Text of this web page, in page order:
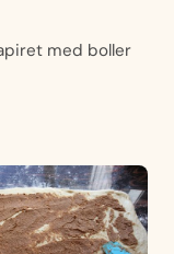
med boller